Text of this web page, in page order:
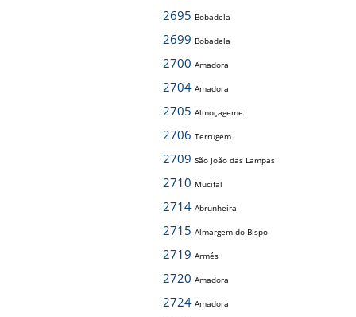
2695 Bobadela
2699 Bobadela
2700 Amadora
2704 Amadora
2705 Almoçageme
2706 Terrugem
2709 São João das Lampas
2710 Mucifal
2714 Abrunheira
2715 Almargem do Bispo
2719 Armés
2720 Amadora
2724 Amadora